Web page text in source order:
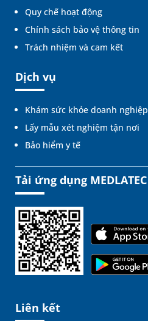
Quy chế hoạt động
Chính sách bảo vệ thông tin
Trách nhiệm và cam kết
Dịch vụ
Khám sức khỏe doanh nghiệp
Lấy mẫu xét nghiệm tận nơi
Bảo hiểm y tế
Tải ứng dụng MEDLATEC
Liên kết